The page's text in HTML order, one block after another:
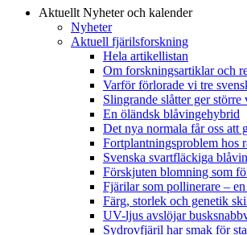
Aktuellt Nyheter och kalender
Nyheter
Aktuell fjärilsforskning
Hela artikellistan
Om forskningsartiklar och
Varför förlorade vi tre
Slingrande slåtter ger större
En öländsk blåvingehybrid
Det nya normala får oss att
Fortplantningsproblem hos
Svenska svartfläckiga
Förskjuten blomning som
Fjärilar som pollinerare –
Färg, storlek och genetik
UV-ljus avslöjar
Sydrovfjäril har smak för